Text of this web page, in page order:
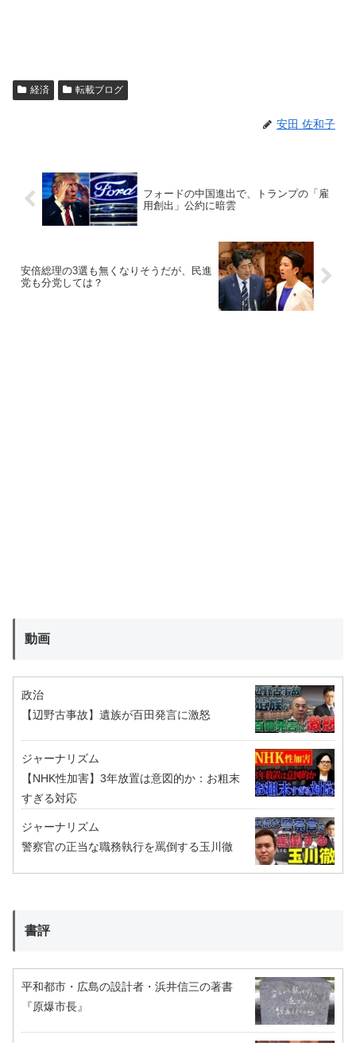
経済 転載ブログ
安田 佐和子
フォードの中国進出で、トランプの「雇
用創出」公約に暗雲
安倍総理の3選も無くなりそうだが、民進
党も分党しては？
動画
政治
【辺野古事故】遺族が百田発言に激怒
ジャーナリズム
【NHK性加害】3年放置は意図的か：お粗末
すぎる対応
ジャーナリズム
警察官の正当な職務執行を罵倒する玉川徹
書評
平和都市・広島の設計者・浜井信三の著書
『原爆市長』